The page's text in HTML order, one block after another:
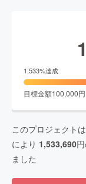
1,533%達成
目標金額100,000円
このプロジェクトは
により 1,533,690
ました